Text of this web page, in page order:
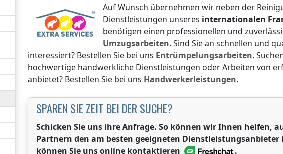
Auf Wunsch übernehmen wir neben der
Dienstleistungen unseres internationalen
benötigen einen professionellen und
Umzugsarbeiten. Sind Sie an schnellen und
interessiert? Bestellen Sie bei uns Entrümpelungsarbeiten.
hochwertige handwerkliche Dienstleistungen oder Arbeiten von
anbietet? Bestellen Sie bei uns Handwerkerleistungen.
SPAREN SIE ZEIT BEI DER SUCHE?
Schicken Sie uns ihre Anfrage. So können wir Ihnen helfen,
Partnern den am besten geeigneten
können Sie uns online kontaktieren
.